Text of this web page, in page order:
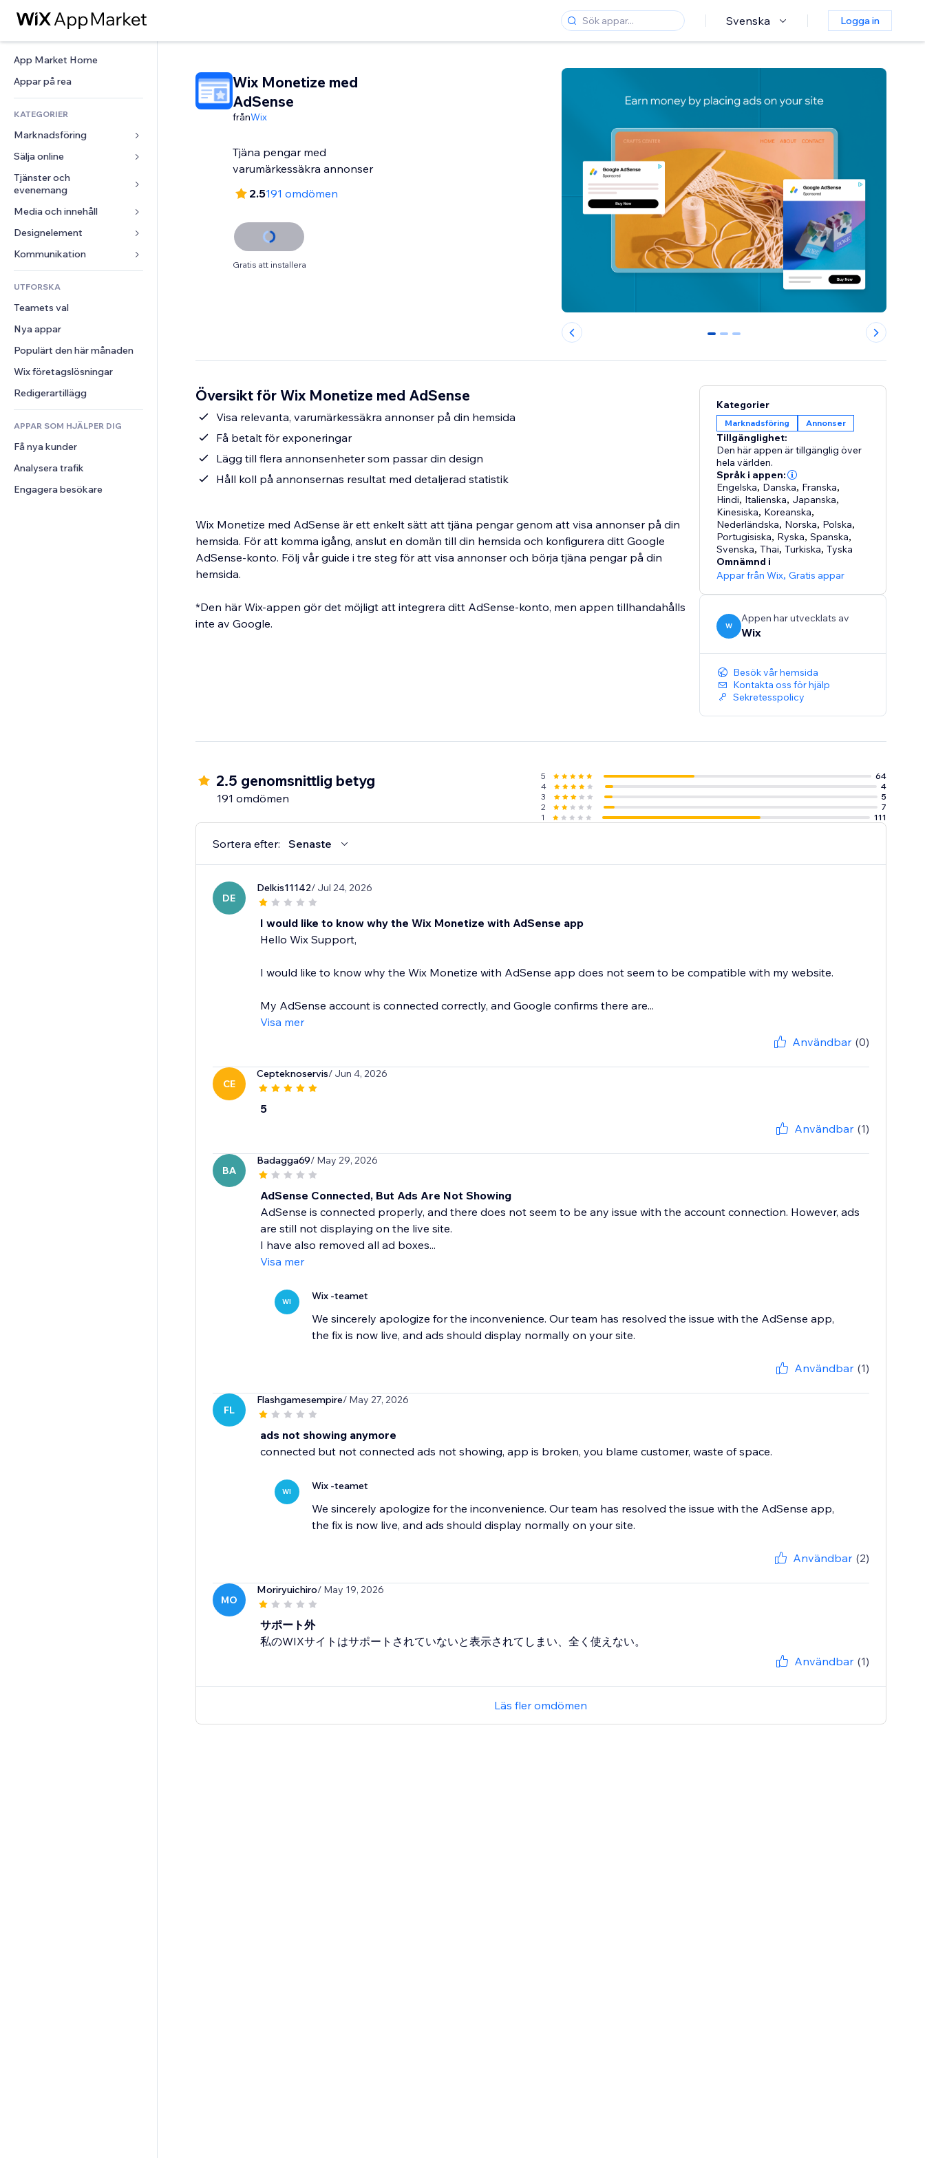
Svenska Logga in
App Market Home
Appar på rea
KATEGORIER
Marknadsföring
Annonser
Mobil
Statistik
Sociala medier
SEO
Interaktioner
Listningar
E-post
Konvertering
Sälja online
Appar för butiker
Frakt och leverans
Sälj-knappar
Onlinekurser
Beställtryck
Redovisning
Kuponger och lojalitet
Lagerlösningar
Dropshipping
Priser och abonnemang
Crowdfunding
Mat och dryck
Tjänster och
evenemang
Hotell
Evenemang
Restauranger
Fastigheter
Bokningar
Media och innehåll
Galleri
Musik
Podcasts
Fotografering
Video
PDF
Fildelning
Nyheter
Designelement
Kartor och navigering
Integritet och säkerhet
Klocka
Sidmallar
Bildeffekter
Knappar och menyer
Banners och märken
Kalkylatorer
Sök
Väder
Diagram och tabeller
Formulär
Undersökningar
Chatt
Kommentarer
Telefon
Community
Omdömen och recensioner
CRM
UTFORSKA
Teamets val
Nya appar
Populärt den här månaden
Wix företagslösningar
Redigerartillägg
APPAR SOM HJÄLPER DIG
Få nya kunder
Analysera trafik
Engagera besökare
Wix Monetize med
AdSense
frånWix
Tjäna pengar med
varumärkessäkra annonser
2.5191 omdömen
Gratis att installera
0 1 2
Översikt för Wix Monetize med AdSense
Visa relevanta, varumärkessäkra annonser på din hemsida
Få betalt för exponeringar
Lägg till flera annonsenheter som passar din design
Håll koll på annonsernas resultat med detaljerad statistik
Wix Monetize med AdSense är ett enkelt sätt att tjäna pengar genom att visa annonser på din
hemsida. För att komma igång, anslut en domän till din hemsida och konfigurera ditt Google
AdSense-konto. Följ vår guide i tre steg för att visa annonser och börja tjäna pengar på din
hemsida.
*Den här Wix-appen gör det möjligt att integrera ditt AdSense-konto, men appen tillhandahålls
inte av Google.
Kategorier
Marknadsföring Annonser
Tillgänglighet:
Den här appen är tillgänglig över
hela världen.
Språk i appen:
Engelska, Danska, Franska,
Hindi, Italienska, Japanska,
Kinesiska, Koreanska,
Nederländska, Norska, Polska,
Portugisiska, Ryska,Spanska,
Svenska,Thai,Turkiska,Tyska
Omnämnd i
Appar från Wix,Gratis appar
W
Appen har utvecklats av
Wix
Besök vår hemsida
Kontakta oss för hjälp
Sekretesspolicy
2.5 genomsnittlig betyg
191 omdömen
5
64
4
4
3
5
2
7
1
111
Sortera efter: Senaste
DE
Delkis11142/ Jul 24, 2026
I would like to know why the Wix Monetize with AdSense app
Hello Wix Support,
I would like to know why the Wix Monetize with AdSense app does not seem to be compatible with my website.
My AdSense account is connected correctly, and Google confirms there are...
Visa mer
Användbar (0)
CE
Cepteknoservis/ Jun 4, 2026
5
Användbar (1)
BA
Badagga69/ May 29, 2026
AdSense Connected, But Ads Are Not Showing
AdSense is connected properly, and there does not seem to be any issue with the account connection. However, ads
are still not displaying on the live site.
I have also removed all ad boxes...
Visa mer
WI Wix -teamet
We sincerely apologize for the inconvenience. Our team has resolved the issue with the AdSense app,
the fix is now live, and ads should display normally on your site.
Användbar (1)
FL
Flashgamesempire/ May 27, 2026
ads not showing anymore
connected but not connected ads not showing, app is broken, you blame customer, waste of space.
WI Wix -teamet
We sincerely apologize for the inconvenience. Our team has resolved the issue with the AdSense app,
the fix is now live, and ads should display normally on your site.
Användbar (2)
MO
Moriryuichiro/ May 19, 2026
サポート外
私のWIXサイトはサポートされていないと表示されてしまい、全く使えない。
Användbar (1)
Läs fler omdömen